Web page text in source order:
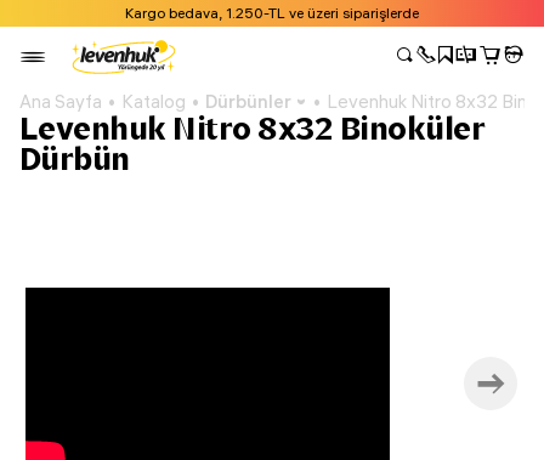
Kargo bedava, 1.250-TL ve üzeri siparişlerde
Ana Sayfa Katalog Dürbünler Levenhuk Nitro 8x32
Levenhuk Nitro 8x32 Binoküler
Dürbün